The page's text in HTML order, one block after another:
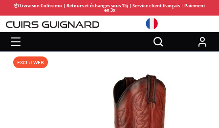
📦 Livraison Colissimo | Retours et échanges sous 15j | Service client français | Paiement
en 3x
EXCLU WEB